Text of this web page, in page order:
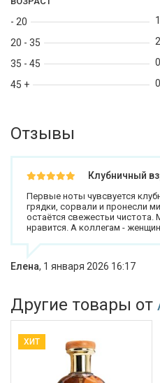
- 20
20 - 35
35 - 45
45 +
1
2
0
0
Отзывы
Клубничный
Первые ноты чувсвуется
грядки, сорвали и пронесли
остаётся свежестьи
нравится. А коллегам -
Елена, 1 января 2026 16:17
Другие товары от
ХИТ